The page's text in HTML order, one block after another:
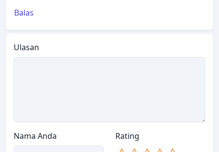
Balas
Ulasan
Nama Anda Rating